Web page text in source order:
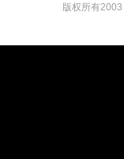
版权所有